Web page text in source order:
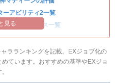
ーアビリティ2一覧
ラのステータス一覧
見る
ラランキングを記載。EXジョブ化の
ています。おすすめの基準やEXジョ